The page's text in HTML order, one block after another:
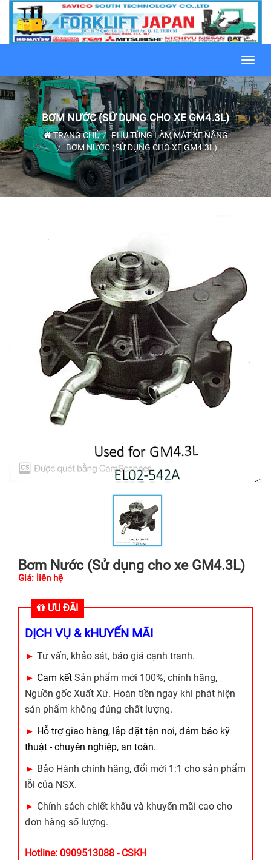
BƠM NƯỚC (SỬ DỤNG CHO XE GM4.3L)
TRANG CHỦ
PHỤ TÙNG LÀM MÁT XE NÂNG
BƠM NƯỚC (SỬ DỤNG CHO XE GM4.3L)
Bơm Nước (Sử dụng cho xe GM4.3L)
Giá: liên hệ
ƯU ĐÃI
DỊCH VỤ & kHUYẾN MÃI
► Tư vấn, khảo sát, báo giá cạnh tranh.
► Cam kết Sản phẩm mới 100%, chính hãng,
Nguồn gốc Xuất Xứ. Hoàn tiền ngay khi phát hiện
sản phẩm không đúng chất lượng.
► Hỗ trợ giao hàng, lắp đặt tận nơi, đảm bảo kỹ
thuật - chuyên nghiệp, an toàn.
► Bảo Hành chính hãng, đổi mới 1:1 cho sản phẩm
lỗi của NSX.
► Chính sách chiết khấu và khuyến mãi cao cho
đơn hàng số lượng.
Hotline: 0909513088 - CSKH